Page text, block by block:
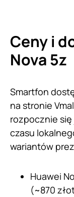
Ceny i
Nova 5z
Smartfon
na stronie
rozpocznie
czasu
wariantów
Huawei
(~870